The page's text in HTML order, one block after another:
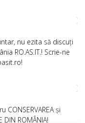
nu ezita să discuți
RO.AS.IT.! Scrie-ne
și
DIN ROMÂNIA!